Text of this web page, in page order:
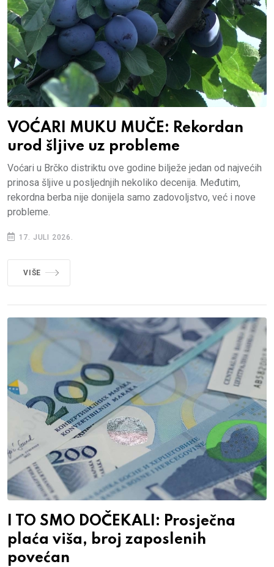
VOĆARI MUKU MUČE: Rekordan
urod šljive uz probleme
Voćari u Brčko distriktu ove godine bilježe jedan od najvećih
prinosa šljive u posljednjih nekoliko decenija. Međutim,
rekordna berba nije donijela samo zadovoljstvo, već i nove
probleme.
17. JULI 2026.
VIŠE
I TO SMO DOČEKALI: Prosječna
plaća viša, broj zaposlenih
povećan